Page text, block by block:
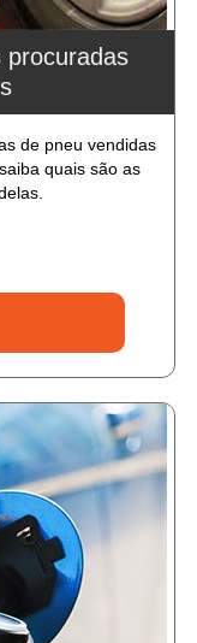
procuradas
de pneu vendidas
quais são as